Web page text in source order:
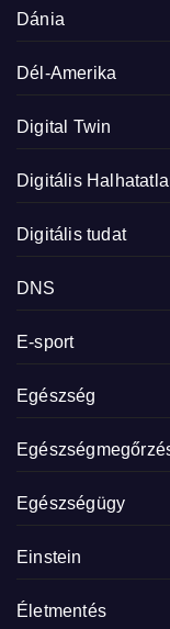
Dánia
Dél-Amerika
Digital Twin
Digitális
Digitális tudat
DNS
E-sport
Egészség
Egészségügy
Einstein
Életmentés